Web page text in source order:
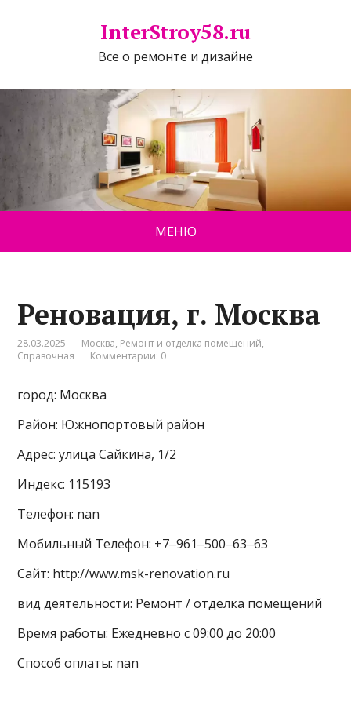
InterStroy58.ru
Все о ремонте и дизайне
МЕНЮ
Реновация, г. Москва
28.03.2025 Москва, Ремонт и отделка помещений,
Справочная
Комментарии: 0
город: Москва
Район: Южнопортовый район
Адрес: улица Сайкина, 1/2
Индекс: 115193
Телефон: nan
Мобильный Телефон: +7‒961‒500‒63‒63
Сайт: http://www.msk-renovation.ru
вид деятельности: Ремонт / отделка помещений
Время работы: Ежедневно с 09:00 до 20:00
Способ оплаты: nan